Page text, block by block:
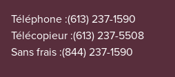
Téléphone :(613) 237-1590
Télécopieur :(613) 237-5508
Sans frais :(844) 237-1590